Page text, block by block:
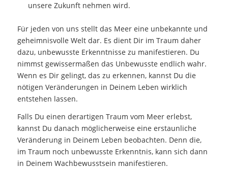
unsere Zukunft nehmen wird.
Für jeden von uns stellt das Meer eine unbekannte und
geheimnisvolle Welt dar. Es dient Dir im Traum daher
dazu, unbewusste Erkenntnisse zu manifestieren. Du
nimmst gewissermaßen das Unbewusste endlich wahr.
Wenn es Dir gelingt, das zu erkennen, kannst Du die
nötigen Veränderungen in Deinem Leben wirklich
entstehen lassen.
Falls Du einen derartigen Traum vom Meer erlebst,
kannst Du danach möglicherweise eine erstaunliche
Veränderung in Deinem Leben beobachten. Denn die,
im Traum noch unbewusste Erkenntnis, kann sich dann
in Deinem Wachbewusstsein manifestieren.